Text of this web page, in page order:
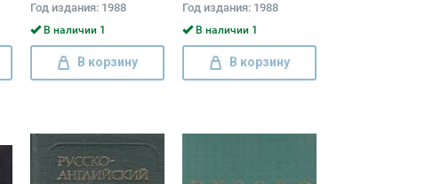
Год издания: 1988
В наличии 1
В корзину
Год издания: 1988
В наличии 1
В корзину